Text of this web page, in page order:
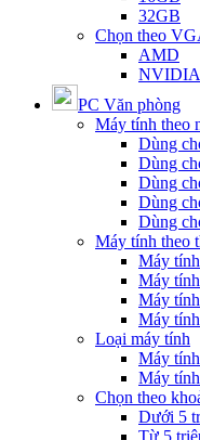
32GB
Chọn theo
AMD
NVIDIA
PC Văn phòng
Máy tính theo
Dùng
Dùng
Dùng
Dùng
Dùng
Máy tính theo
Máy
Máy
Máy
Máy
Loại máy tính
Máy
Máy
Chọn theo
Dưới 5